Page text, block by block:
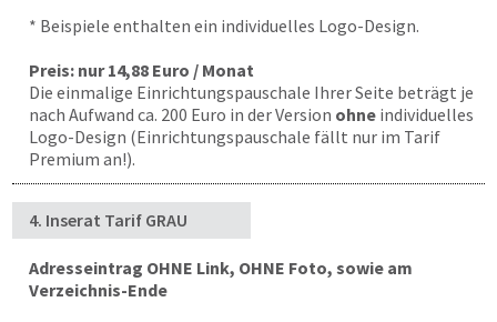
* Beispiele enthalten ein individuelles Logo-Design.
Preis: nur 14,88 Euro / Monat
Die einmalige Einrichtungspauschale Ihrer Seite beträgt je
nach Aufwand ca. 200 Euro in der Version ohne individuelles
Logo-Design (Einrichtungspauschale fällt nur im Tarif
Premium an!).
4. Inserat Tarif GRAU
Adresseintrag OHNE Link, OHNE Foto, sowie am
Verzeichnis-Ende